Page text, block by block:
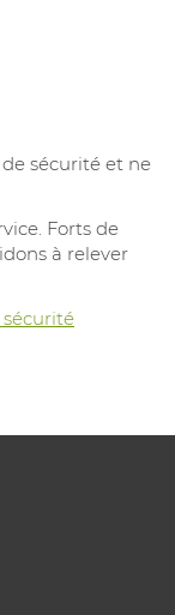
sécurité et ne
Forts de
à relever